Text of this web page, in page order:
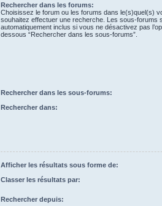
Rechercher dans les forums:
Choisissez le forum ou les forums dans le(s)quel(s)
souhaitez effectuer une recherche. Les sous-forums
automatiquement inclus si vous ne désactivez pas
dessous “Rechercher dans les sous-forums”.
Rechercher dans les sous-forums:
Rechercher dans:
Afficher les résultats sous forme de:
Classer les résultats par:
Rechercher depuis: